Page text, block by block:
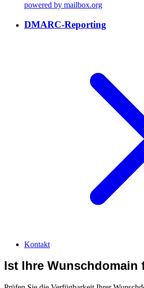
powered by mailbox.org
DMARC-Reporting
Kontakt
Ist Ihre Wunschdomain